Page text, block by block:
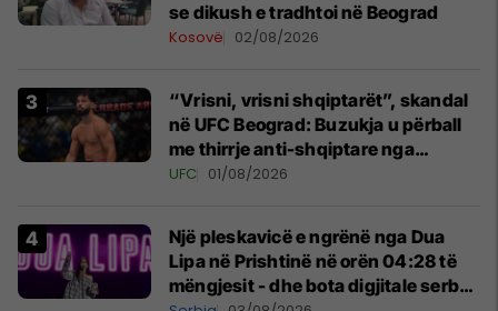
se dikush e tradhtoi në Beograd
Kosovë 02/08/2026
“Vrisni, vrisni shqiptarët”, skandal
në UFC Beograd: Buzukja u përball
me thirrje anti-shqiptare nga
tribunat
UFC 01/08/2026
Një pleskavicë e ngrënë nga Dua
Lipa në Prishtinë në orën 04:28 të
mëngjesit - dhe bota digjitale serbe